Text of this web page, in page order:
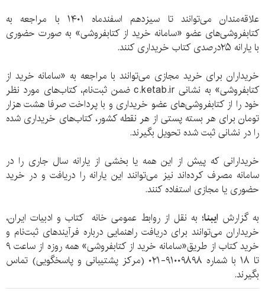
علاقه‌مندان می‌توانند تا سیزدهم اسفندماه ۱۴۰۱ با مراجعه به
کتابفروشی‌های عضو «سامانه خرید از کتابفروشی» به صورت حضوری
با یارانه ۲۵درصدی کتاب خریداری کنند.
خریداران برای خرید مجازی می‌توانند با مراجعه به «سامانه خرید از
کتابفروشی» به نشانی c.ketab.ir ضمن ثبت‌نام، کتاب‌های مورد نظر
خود را از کتابفروشی‌های عضو خریداری و با پرداخت صرفا هشت هزار
تومان برای هر بسته پستی از هر نقطه کشور، کتاب‌‌های خریداری شده
را در نشانی ثبت شده تحویل بگیرند.
خریدارانی که پیش از این همه یا بخشی از یارانه‌ سال جاری را در
سامانه مصرف کرده‌اند نیز می‌توانند این یارانه را دریافت و در خرید
حضوری یا مجازی استفاده کنند.
به گزارش ایبنا؛ به نقل از روابط عمومی خانه کتاب و ادبیات ایران،
خریداران می‌توانند برای دریافت راهنمایی درباره فرآیندهای ثبت‌نام و
خرید کتاب از طریق«سامانه خرید از کتابفروشی» همه روزه از ساعت ۹
تا ۱۸ با شماره ۹۱۰۰۹۸۹۸-۰۲۱ (مرکز پشتیبانی و پاسخگویی) تماس
بگیرند.